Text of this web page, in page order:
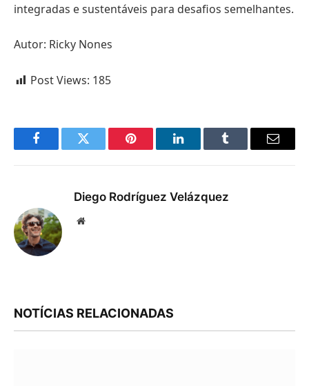
integradas e sustentáveis para desafios semelhantes.
Autor: Ricky Nones
Post Views: 185
FacebookTwitter Pinterest LinkedInTumblr Email
Diego Rodríguez Velázquez
Website
NOTÍCIAS RELACIONADAS